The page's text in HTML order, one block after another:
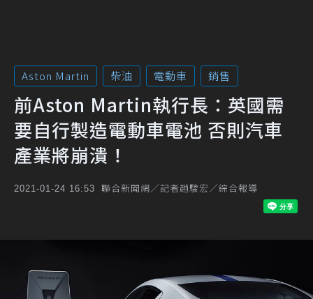
Aston Martin 柴油 電動車 銷售
前Aston Martin執行長：英國需
要自行製造電動車電池 否則汽車
產業將崩潰！
2021-01-24 16:53 聯合新聞網／記者趙駿宏／綜合報導